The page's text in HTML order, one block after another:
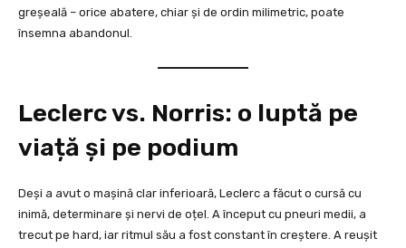
greșeală – orice abatere, chiar și de ordin milimetric, poate
însemna abandonul.
Leclerc vs. Norris: o luptă pe
viață și pe podium
Deși a avut o mașină clar inferioară, Leclerc a făcut o cursă cu
inimă, determinare și nervi de oțel. A început cu pneuri medii, a
trecut pe hard, iar ritmul său a fost constant în creștere. A reușit